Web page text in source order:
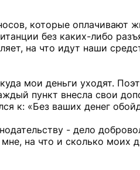
которые оплачивают
без каких-либо
на что идут наши
мои деньги уходят.
пункт внесла свои
к: «Без ваших денег
- дело
на что и сколько моих